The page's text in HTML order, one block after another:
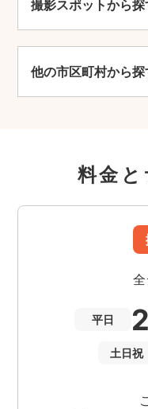
乳幼児の入店
可
紹介
仙台と松島の中間
晴らす小高い森の
撮影スポットから探
他の市区町村から探
料金
平日
土日祝